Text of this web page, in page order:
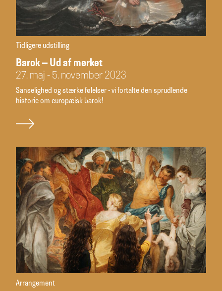
Tidligere udstilling
Barok – Ud af mørket
27. maj - 5. november 2023
Sanselighed og stærke følelser - vi fortalte den sprudlende
historie om europæisk barok!
Arrangement